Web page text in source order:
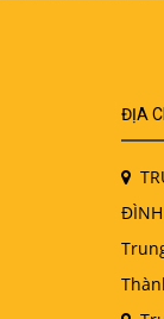
ĐỊA